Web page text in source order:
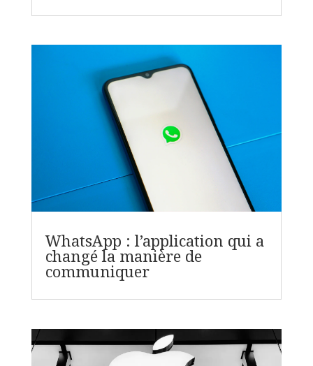
WhatsApp : l’application qui a
changé la manière de
communiquer